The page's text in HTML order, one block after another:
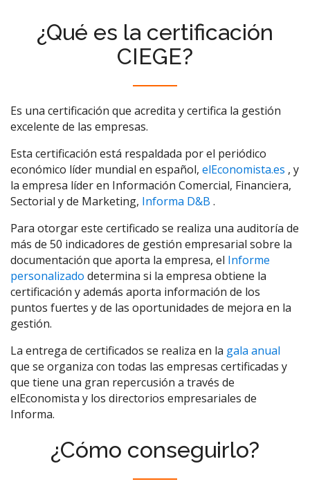
¿Qué es la certificación
CIEGE?
Es una certificación que acredita y certifica la gestión
excelente de las empresas.
Esta certificación está respaldada por el periódico
económico líder mundial en español, elEconomista.es , y
la empresa líder en Información Comercial, Financiera,
Sectorial y de Marketing, Informa D&B .
Para otorgar este certificado se realiza una auditoría de
más de 50 indicadores de gestión empresarial sobre la
documentación que aporta la empresa, el Informe
personalizado determina si la empresa obtiene la
certificación y además aporta información de los
puntos fuertes y de las oportunidades de mejora en la
gestión.
La entrega de certificados se realiza en la gala anual
que se organiza con todas las empresas certificadas y
que tiene una gran repercusión a través de
elEconomista y los directorios empresariales de
Informa.
¿Cómo conseguirlo?